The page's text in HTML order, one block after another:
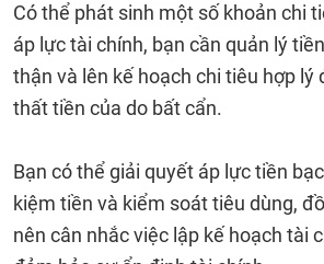
Có thể phát sinh một số khoản chi
áp lực tài chính, bạn cần quản lý
thận và lên kế hoạch chi tiêu hợp lý
thất tiền của do bất cẩn.
Bạn có thể giải quyết áp lực tiền
kiệm tiền và kiểm soát tiêu dùng,
nên cân nhắc việc lập kế hoạch tài